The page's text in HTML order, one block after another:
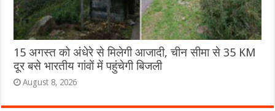
15 अगस्त को अंधेरे से मिलेगी आजादी, चीन सीमा से 35 KM
दूर बसे भारतीय गांवों में पहुंचेगी बिजली
August 8, 2026